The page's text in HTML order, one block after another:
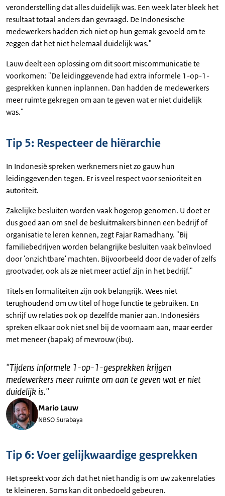
veronderstelling dat alles duidelijk was. Een week later bleek het
resultaat totaal anders dan gevraagd. De Indonesische
medewerkers hadden zich niet op hun gemak gevoeld om te
zeggen dat het niet helemaal duidelijk was."
Lauw deelt een oplossing om dit soort miscommunicatie te
voorkomen: "De leidinggevende had extra informele 1-op-1-
gesprekken kunnen inplannen. Dan hadden de medewerkers
meer ruimte gekregen om aan te geven wat er niet duidelijk
was."
Tip 5: Respecteer de hiërarchie
In Indonesië spreken werknemers niet zo gauw hun
leidinggevenden tegen. Er is veel respect voor senioriteit en
autoriteit.
Zakelijke besluiten worden vaak hogerop genomen. U doet er
dus goed aan om snel de besluitmakers binnen een bedrijf of
organisatie te leren kennen, zegt Fajar Ramadhany. "Bij
familiebedrijven worden belangrijke besluiten vaak beïnvloed
door 'onzichtbare' machten. Bijvoorbeeld door de vader of zelfs
grootvader, ook als ze niet meer actief zijn in het bedrijf."
Titels en formaliteiten zijn ook belangrijk. Wees niet
terughoudend om uw titel of hoge functie te gebruiken. En
schrijf uw relaties ook op dezelfde manier aan. Indonesiërs
spreken elkaar ook niet snel bij de voornaam aan, maar eerder
met meneer (bapak) of mevrouw (ibu).
"Tijdens informele 1-op-1-gesprekken krijgen
medewerkers meer ruimte om aan te geven wat er niet
duidelijk is."
Mario Lauw
NBSO Surabaya
Tip 6: Voer gelijkwaardige gesprekken
Het spreekt voor zich dat het niet handig is om uw zakenrelaties
te kleineren. Soms kan dit onbedoeld gebeuren.